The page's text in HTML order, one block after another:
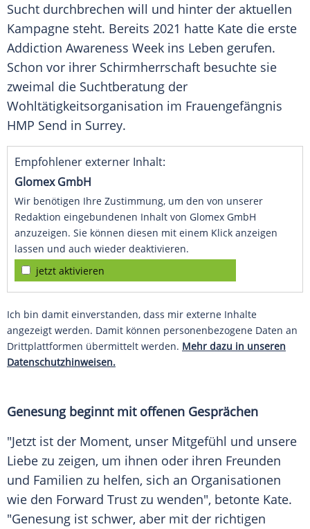
Sucht durchbrechen will und hinter der aktuellen
Kampagne steht. Bereits 2021 hatte Kate die erste
Addiction Awareness Week ins Leben gerufen.
Schon vor ihrer Schirmherrschaft besuchte sie
zweimal die Suchtberatung der
Wohltätigkeitsorganisation im Frauengefängnis
HMP Send in Surrey.
Empfohlener externer Inhalt:
Glomex GmbH
Wir benötigen Ihre Zustimmung, um den von unserer
Redaktion eingebundenen Inhalt von Glomex GmbH
anzuzeigen. Sie können diesen mit einem Klick anzeigen
lassen und auch wieder deaktivieren.
jetzt aktivieren
Ich bin damit einverstanden, dass mir externe Inhalte
angezeigt werden. Damit können personenbezogene Daten an
Drittplattformen übermittelt werden. Mehr dazu in unseren
Datenschutzhinweisen.
Genesung beginnt mit offenen Gesprächen
"Jetzt ist der Moment, unser Mitgefühl und unsere
Liebe zu zeigen, um ihnen oder ihren Freunden
und Familien zu helfen, sich an Organisationen
wie den Forward Trust zu wenden", betonte Kate.
"Genesung ist schwer, aber mit der richtigen